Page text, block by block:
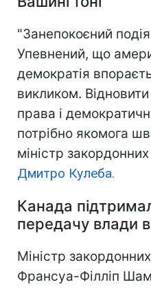
"Занепокоєний
Упевнений, що
демократія
викликом.
права і
потрібно якомога
міністр
Дмитро Кулеба.
Канада
передачу влади
Міністр
Франсуа-Філліп